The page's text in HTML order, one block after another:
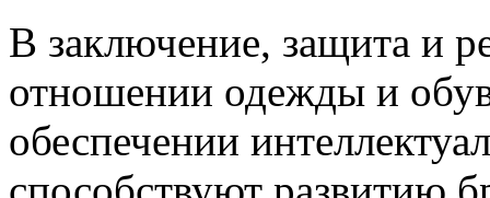
В заключение, защита и
отношении одежды и
обеспечении